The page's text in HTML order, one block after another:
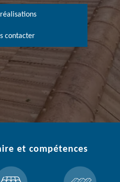
réalisations
contacter
et compétences